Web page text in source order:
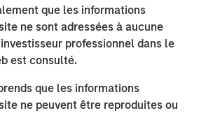
que les informations
ne sont adressées à aucune
professionnel dans le
est consulté.
que les informations
ne peuvent être reproduites ou
1, 2021